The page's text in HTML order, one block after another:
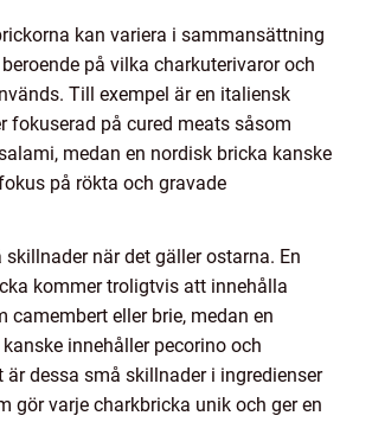
kan variera i sammansättning
på vilka charkuterivaror och
Till exempel är en italiensk
fokuserad på cured meats såsom
medan en nordisk bricka kanske
på rökta och gravade
skillnader när det gäller ostarna. En
kommer troligtvis att innehålla
camembert eller brie, medan en
innehåller pecorino och
är dessa små skillnader i ingredienser
gör varje charkbricka unik och ger en